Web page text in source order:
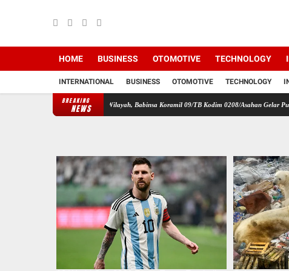
HOME BUSINESS OTOMOTIVE TECHNOLOGY
INTERNATIONAL BUSINESS OTOMOTIVE TECHNOLOGY
BREAKING
NEWS
Perbaharui Data Wilayah, Babinsa Koramil 09/TB Kodim 0208/Asahan Gelar Pul Data Ter Di